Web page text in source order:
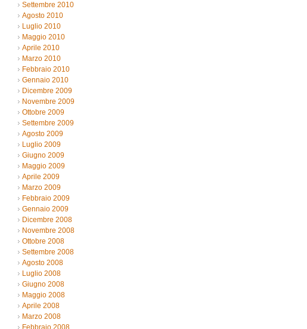
Settembre 2010
Agosto 2010
Luglio 2010
Maggio 2010
Aprile 2010
Marzo 2010
Febbraio 2010
Gennaio 2010
Dicembre 2009
Novembre 2009
Ottobre 2009
Settembre 2009
Agosto 2009
Luglio 2009
Giugno 2009
Maggio 2009
Aprile 2009
Marzo 2009
Febbraio 2009
Gennaio 2009
Dicembre 2008
Novembre 2008
Ottobre 2008
Settembre 2008
Agosto 2008
Luglio 2008
Giugno 2008
Maggio 2008
Aprile 2008
Marzo 2008
Febbraio 2008